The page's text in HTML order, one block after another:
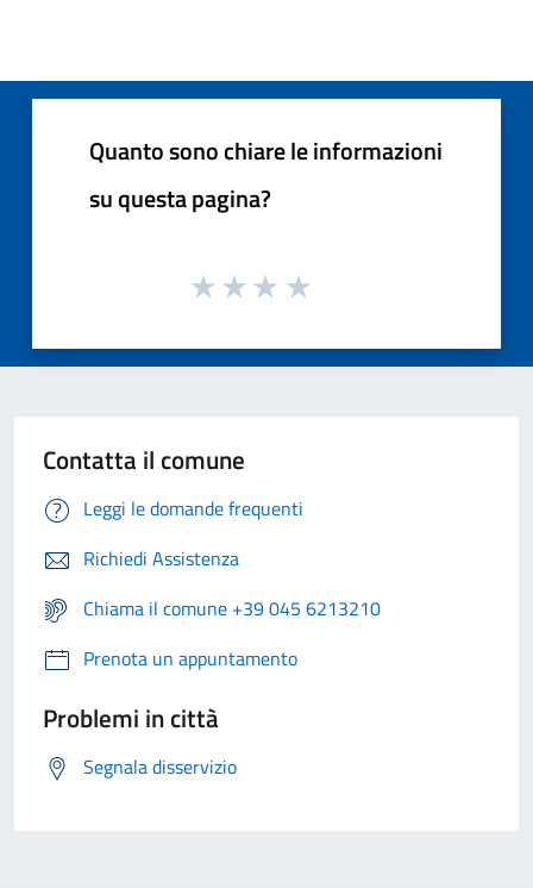
Quanto sono chiare le informazioni
su questa pagina?
Contatta il comune
Leggi le domande frequenti
Richiedi Assistenza
Chiama il comune +39 045 6213210
Prenota un appuntamento
Problemi in città
Segnala disservizio